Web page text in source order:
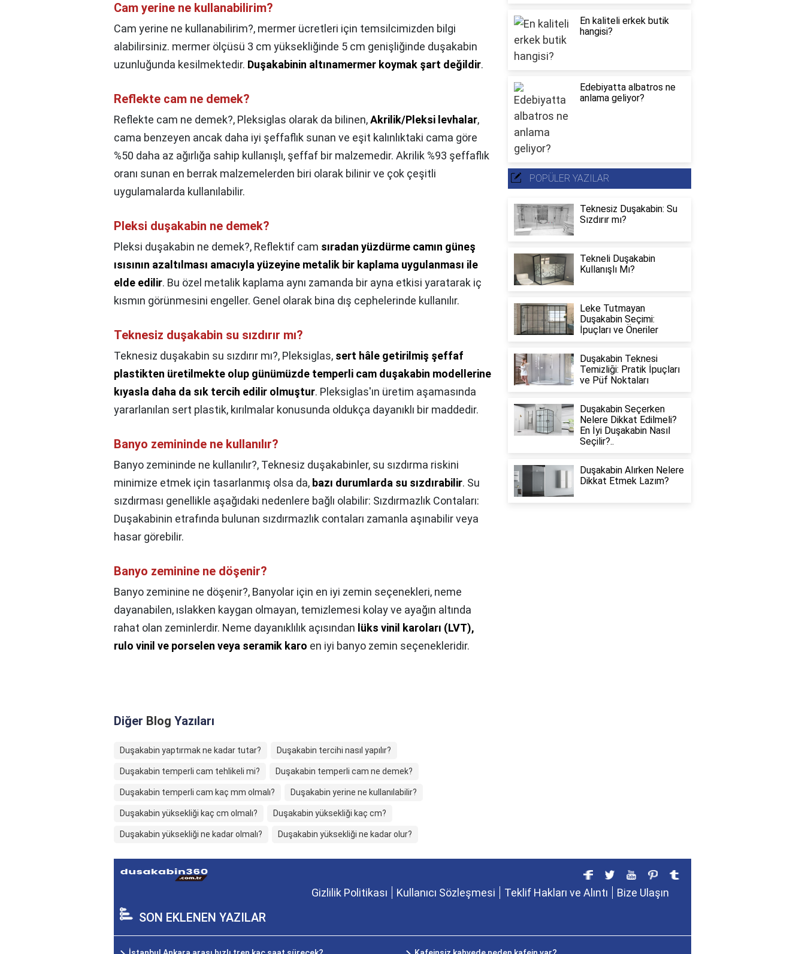
Cam yerine ne kullanabilirim?
Cam yerine ne kullanabilirim?, mermer ücretleri için temsilcimizden bilgi
alabilirsiniz. mermer ölçüsü 3 cm yüksekliğinde 5 cm genişliğinde duşakabin
uzunluğunda kesilmektedir. Duşakabinin altınamermer koymak şart değildir.
Reflekte cam ne demek?
Reflekte cam ne demek?, Pleksiglas olarak da bilinen,Akrilik/Pleksi levhalar,
cama benzeyen ancak daha iyi şeffaflık sunan ve eşit kalınlıktaki cama göre
%50 daha az ağırlığa sahip kullanışlı, şeffaf bir malzemedir. Akrilik %93 şeffaflık
oranı sunan en berrak malzemelerden biri olarak bilinir ve çok çeşitli
uygulamalarda kullanılabilir.
Pleksi duşakabin ne demek?
Pleksi duşakabin ne demek?, Reflektif cam sıradan yüzdürme camın güneş
ısısının azaltılması amacıyla yüzeyine metalik bir kaplama uygulanması ile
elde edilir. Bu özel metalik kaplama aynı zamanda bir ayna etkisi yaratarak iç
kısmın görünmesini engeller. Genel olarak bina dış cephelerinde kullanılır.
Teknesiz duşakabin su sızdırır mı?
Teknesiz duşakabin su sızdırır mı?, Pleksiglas, sert hâle getirilmiş şeffaf
plastikten üretilmekte olup günümüzde temperli cam duşakabin modellerine
kıyasla daha da sık tercih edilir olmuştur. Pleksiglas'ın üretim aşamasında
yararlanılan sert plastik, kırılmalar konusunda oldukça dayanıklı bir maddedir.
Banyo zemininde ne kullanılır?
Banyo zemininde ne kullanılır?, Teknesiz duşakabinler, su sızdırma riskini
minimize etmek için tasarlanmış olsa da, bazı durumlarda su sızdırabilir. Su
sızdırması genellikle aşağıdaki nedenlere bağlı olabilir: Sızdırmazlık Contaları:
Duşakabinin etrafında bulunan sızdırmazlık contaları zamanla aşınabilir veya
hasar görebilir.
Banyo zeminine ne döşenir?
Banyo zeminine ne döşenir?, Banyolar için en iyi zemin seçenekleri, neme
dayanabilen, ıslakken kaygan olmayan, temizlemesi kolay ve ayağın altında
rahat olan zeminlerdir. Neme dayanıklılık açısından lüks vinil karoları (LVT),
rulo vinil ve porselen veya seramik karo en iyi banyo zemin seçenekleridir.
Diğer Blog Yazıları
Duşakabin yaptırmak ne kadar tutar? Duşakabin tercihi nasıl yapılır?
Duşakabin temperli cam tehlikeli mi? Duşakabin temperli cam ne demek?
Duşakabin temperli cam kaç mm olmalı? Duşakabin yerine ne kullanılabilir?
Duşakabin yüksekliği kaç cm olmalı? Duşakabin yüksekliği kaç cm?
Duşakabin yüksekliği ne kadar olmalı? Duşakabin yüksekliği ne kadar olur?
En kaliteli erkek butik
hangisi?
Edebiyatta albatros ne
anlama geliyor?
POPÜLER YAZILAR
Teknesiz Duşakabin: Su
Sızdırır mı?
Tekneli Duşakabin
Kullanışlı Mı?
Leke Tutmayan
Duşakabin Seçimi:
İpuçları ve Öneriler
Duşakabin Teknesi
Temizliği: Pratik İpuçları
ve Püf Noktaları
Duşakabin Seçerken
Nelere Dikkat Edilmeli?
En İyi Duşakabin Nasıl
Seçilir?..
Duşakabin Alırken Nelere
Dikkat Etmek Lazım?
Gizlilik Politikası Kullanıcı Sözleşmesi Teklif Hakları ve Alıntı Bize Ulaşın
SON EKLENEN YAZILAR